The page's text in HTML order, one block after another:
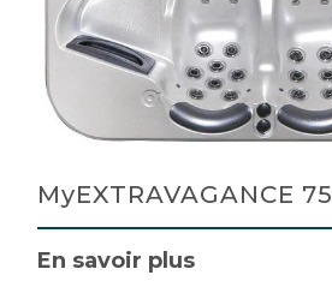
MyEXTRAVAGANCE 75
En savoir plus